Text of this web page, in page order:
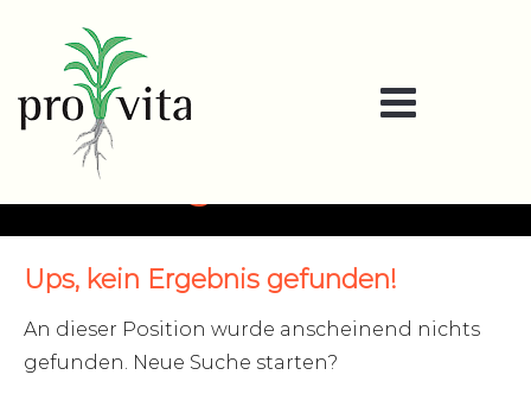
Categories:
Ups, kein Ergebnis gefunden!
An dieser Position wurde anscheinend nichts
gefunden. Neue Suche starten?